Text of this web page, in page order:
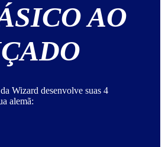
AO
Wizard desenvolve suas 4
alemã: